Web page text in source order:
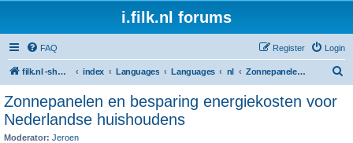
i.filk.nl forums
FAQ Login
Register
filk.nl -short links etc. index Languages Languages nl Zonnepanelen en besparing energiekosten voor Nederlandse huishoudens
Zonnepanelen en besparing energiekosten voor
Nederlandse huishoudens
Moderator: Jeroen